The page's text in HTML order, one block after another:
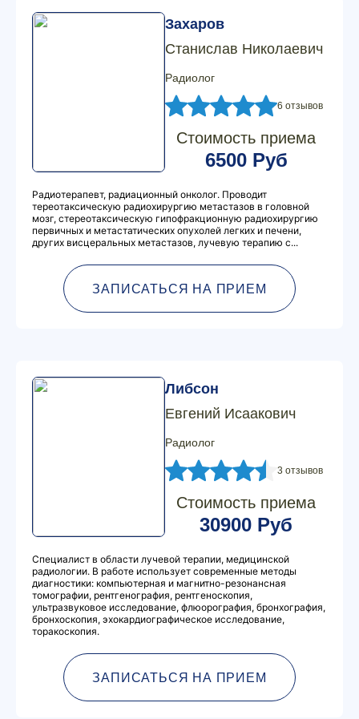
Захаров
Станислав Николаевич
Радиолог
6 отзывов
Стоимость приема
6500 Руб
Радиотерапевт, радиационный онколог. Проводит
тереотаксическую радиохирургию метастазов в головной
мозг, стереотаксическую гипофракционную радиохирургию
первичных и метастатических опухолей легких и печени,
других висцеральных метастазов, лучевую терапию с...
ЗАПИСАТЬСЯ НА ПРИЕМ
Либсон
Евгений Исаакович
Радиолог
3 отзывов
Стоимость приема
30900 Руб
Специалист в области лучевой терапии, медицинской
радиологии. В работе использует современные методы
диагностики: компьютерная и магнитно-резонансная
томографии, рентгенография, рентгеноскопия,
ультразвуковое исследование, флюорография, бронхография,
бронхоскопия, эхокардиографическое исследование,
торакоскопия.
ЗАПИСАТЬСЯ НА ПРИЕМ